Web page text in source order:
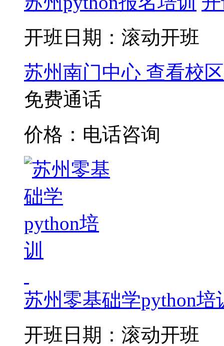
开班日期：滚动开班
苏州南门中心 查看校区
免费通话
价格：电话咨询
苏州零基础学python培
开班日期：滚动开班